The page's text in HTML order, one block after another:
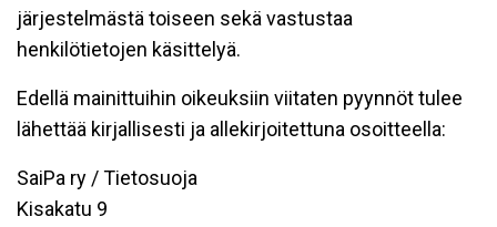
järjestelmästä toiseen sekä vastustaa
henkilötietojen käsittelyä.
Edellä mainittuihin oikeuksiin viitaten pyynnöt tulee
lähettää kirjallisesti ja allekirjoitettuna osoitteella:
SaiPa ry / Tietosuoja
Kisakatu 9